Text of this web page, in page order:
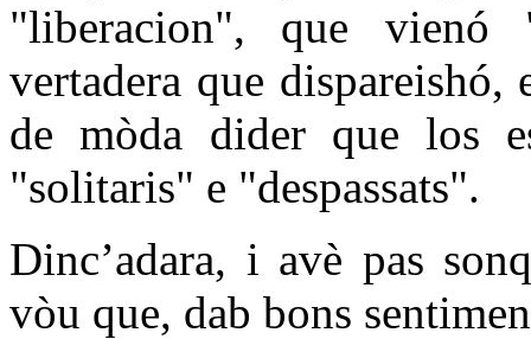
"liberacion", que vienó
vertadera que dispareishó,
de mòda dider que los
"solitaris" e "despassats".
Dinc’adara, i avè pas
vòu que, dab bons